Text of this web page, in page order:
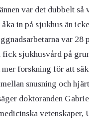
var det dubbelt så
in på sjukhus än
var 28
fick sjukhusvård på
forskning för att
snusning och
doktoranden
vetenskaper,